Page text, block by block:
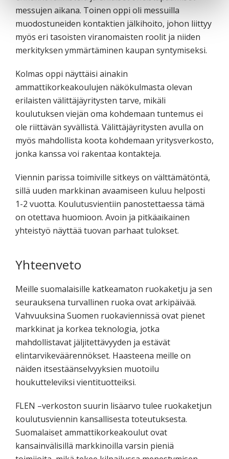
messujen aikana. Toinen oppi oli messuilla
muodostuneiden kontaktien jälkihoito, johon liittyy
myös eri tasoisten viranomaisten roolit ja niiden
merkityksen ymmärtäminen kaupan syntymiseksi.
Kolmas oppi näyttäisi ainakin
ammattikorkeakoulujen näkökulmasta olevan
erilaisten välittäjäyritysten tarve, mikäli
koulutuksen viejän oma kohdemaan tuntemus ei
ole riittävän syvällistä. Välittäjäyritysten avulla on
myös mahdollista koota kohdemaan yritysverkosto,
jonka kanssa voi rakentaa kontakteja.
Viennin parissa toimiville sitkeys on välttämätöntä,
sillä uuden markkinan avaamiseen kuluu helposti
1-2 vuotta. Koulutusvientiin panostettaessa tämä
on otettava huomioon. Avoin ja pitkäaikainen
yhteistyö näyttää tuovan parhaat tulokset.
Yhteenveto
Meille suomalaisille katkeamaton ruokaketju ja sen
seurauksena turvallinen ruoka ovat arkipäivää.
Vahvuuksina Suomen ruokaviennissä ovat pienet
markkinat ja korkea teknologia, jotka
mahdollistavat jäljitettävyyden ja estävät
elintarvikeväärennökset. Haasteena meille on
näiden itsestäänselvyyksien muotoilu
houkutteleviksi vientituotteiksi.
FLEN –verkoston suurin lisäarvo tulee ruokaketjun
koulutusviennin kansallisesta toteutuksesta.
Suomalaiset ammattikorkeakoulut ovat
kansainvälisillä markkinoilla varsin pieniä